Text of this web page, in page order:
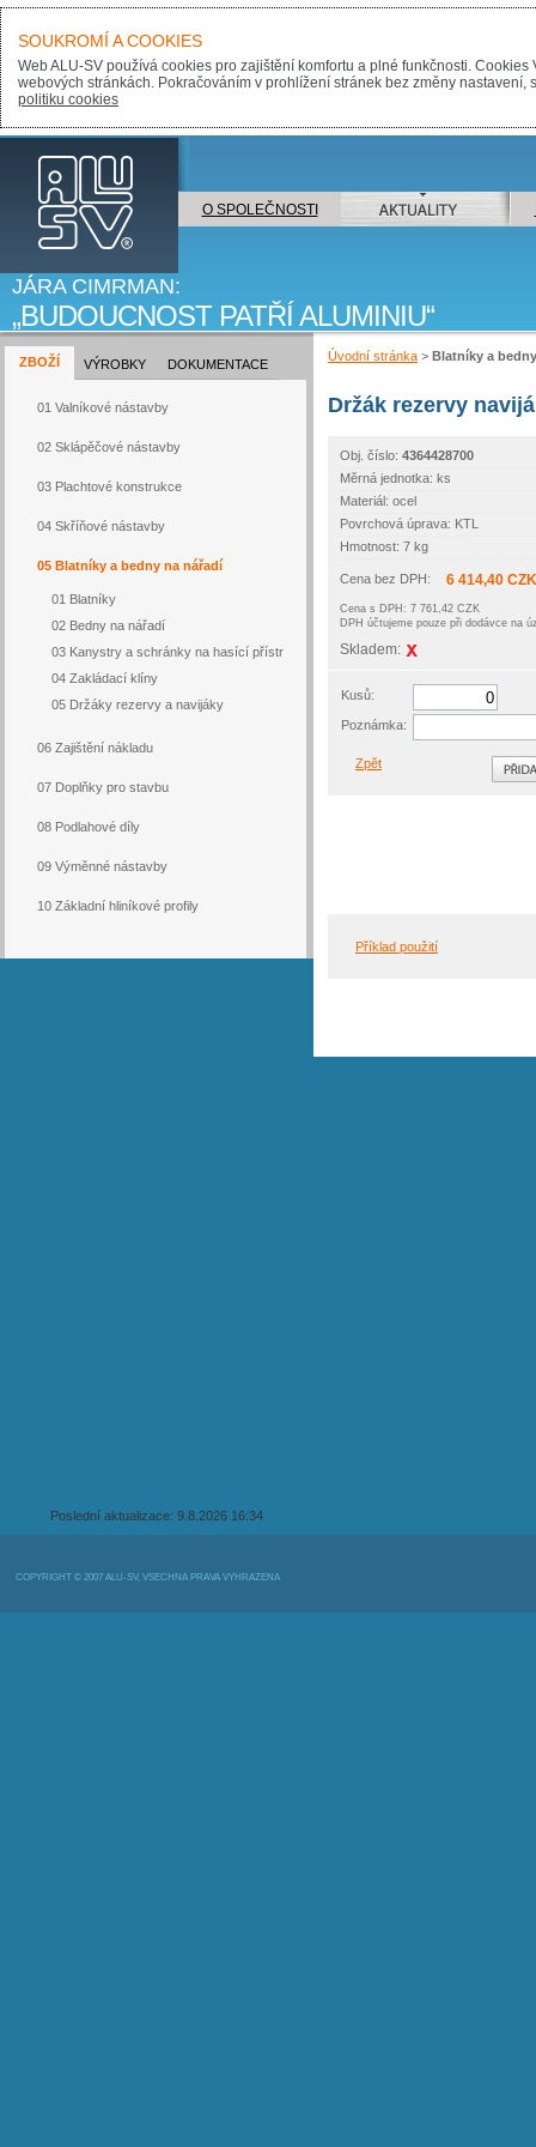
ALU-SV
O SPOLEČNOSTI AKTUALITY
JÁRA CIMRMAN:
BUDOUCNOST PATŘÍ ALUMINIU
Poslední aktualizace: 9.8.2026 16:34
ZBOŽÍ
01 Valníkové nástavby
02 Sklápěčové nástavby
03 Plachtové konstrukce
04 Skříňové nástavby
05 Blatníky a bedny na nářadí
01 Blatníky
02 Bedny na nářadí
03 Kanystry a schránky na hasící přístr
04 Zakládací klíny
05 Držáky rezervy a navijáky
06 Zajištění nákladu
07 Doplňky pro stavbu
08 Podlahové díly
09 Výměnné nástavby
10 Základní hliníkové profily
VÝROBKY DOKUMENTACE
Úvodní stránka > Blatníky a
Držák rezervy
Obj. číslo: 4364428700
Měrná jednotka: ks
Materiál: ocel
Povrchová úprava: KTL
Hmotnost: 7 kg
Cena bez DPH: 6 414,40 CZK
Cena s DPH: 7 761,42 CZK
DPH účtujeme pouze při dodávce na
Skladem:
Kusů:
Poznámka:
Zpět
Příklad použití
COPYRIGHT © 2007 ALU-SV, VŠECHNA PRÁVA VYHRAZENA
SOUKROMÍ A COOKIES
Web ALU-SV používá cookies pro zajištění komfortu a plné funkčnosti.
webových stránkách. Pokračováním v prohlížení stránek bez změny
politiku cookies